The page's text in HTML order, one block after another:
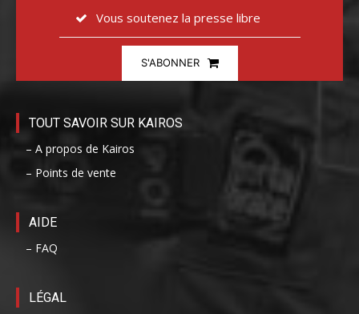
Vous soutenez la presse libre
S'ABONNER
TOUT SAVOIR SUR KAIROS
– A propos de Kairos
– Points de vente
AIDE
– FAQ
LÉGAL